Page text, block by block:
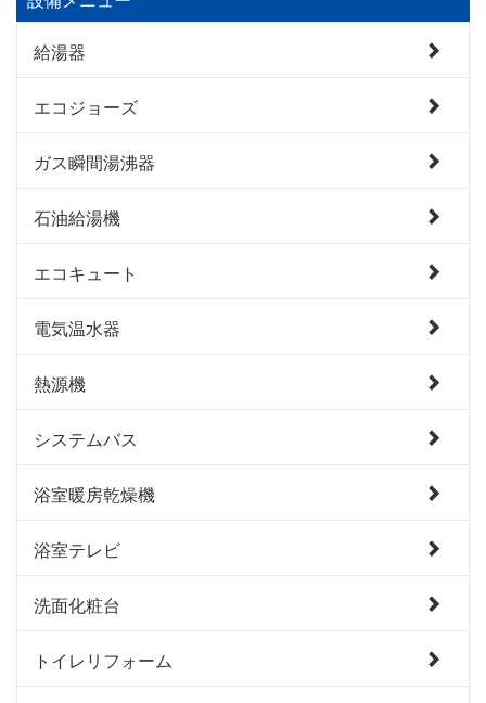
給湯器
エコジョーズ
ガス瞬間湯沸器
石油給湯機
エコキュート
電気温水器
熱源機
システムバス
浴室暖房乾燥機
浴室テレビ
洗面化粧台
トイレリフォーム